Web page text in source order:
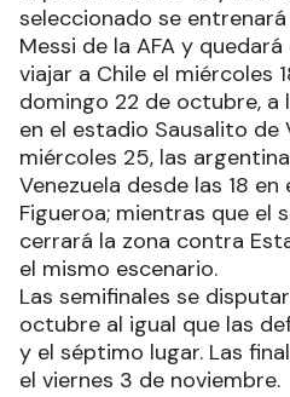
seleccionado se
Messi de la AFA y
viajar a Chile el miércoles
domingo 22 de octubre, a
en el estadio Sausalito de
miércoles 25, las
Venezuela desde las 18 en
Figueroa; mientras que el
cerrará la zona contra
el mismo escenario.
Las semifinales se
octubre al igual que las
y el séptimo lugar. Las
el viernes 3 de noviembre.